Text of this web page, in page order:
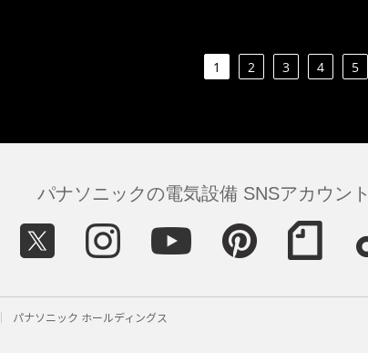
1 2 3 4 5
パナソニックの電気設備 SNSアカウント
パナソニック ホールディングス